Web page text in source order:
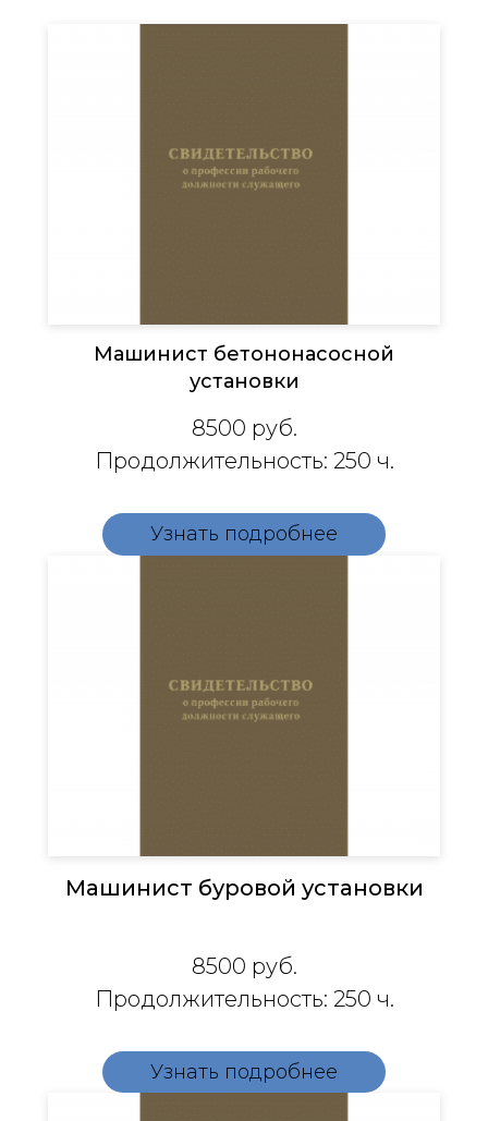
Машинист бетононасосной
установки
8500 руб.
Продолжительность: 250 ч.
Узнать подробнее
Машинист буровой установки
8500 руб.
Продолжительность: 250 ч.
Узнать подробнее